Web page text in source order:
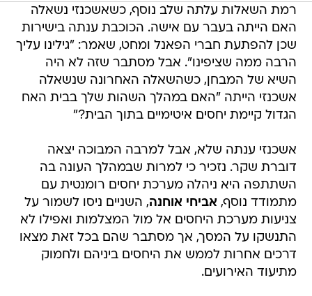
רמת השאלות עלתה שלב נוסף, כשאשכנזי נשאלה
האם הייתה בעבר עם אישה. הכוכבת ענתה בישירות
שכן להפתעת חברי הפאנל ומחט, שאמר: "גילינו עליך
הרבה ממה שציפינו". אבל מסתבר שזה לא היה
השיא של המבחן, כשהשאלה האחרונה שנשאלה
אשכנזי הייתה "האם במהלך השהות שלך בבית האח
הגדול קיימת יחסים איטימיים בתוך הבית?"
אשכנזי ענתה שלא, אבל למרבה המבוכה יצאה
דוברת שקר. נזכיר כי למרות שבמהלך העונה בה
השתתפה היא ניהלה מערכת יחסים רומנטית עם
מתמודד נוסף, אביחי אוחנה, השניים ניסו לשמור על
צניעות מערכת היחסים אל מול המצלמות ואפילו לא
התנשקו על המסך, אך מסתבר שהם בכל זאת מצאו
דרכים אחרות לממש את היחסים ביניהם ולחמוק
מתיעוד האירועים.